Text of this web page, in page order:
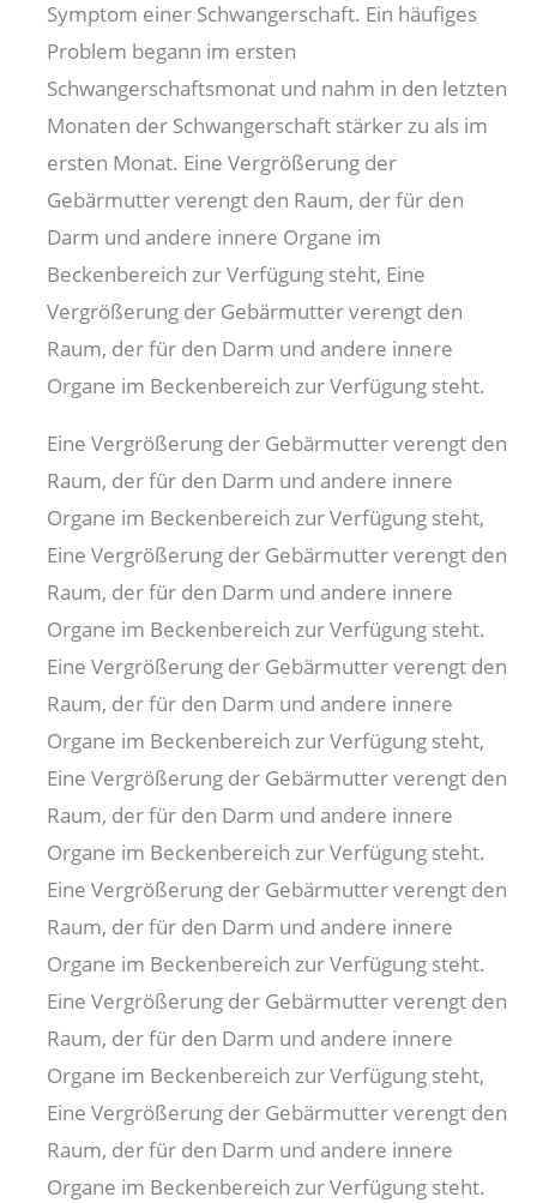
Symptom einer Schwangerschaft. Ein häufiges
Problem begann im ersten
Schwangerschaftsmonat und nahm in den letzten
Monaten der Schwangerschaft stärker zu als im
ersten Monat. Eine Vergrößerung der
Gebärmutter verengt den Raum, der für den
Darm und andere innere Organe im
Beckenbereich zur Verfügung steht, Eine
Vergrößerung der Gebärmutter verengt den
Raum, der für den Darm und andere innere
Organe im Beckenbereich zur Verfügung steht.
Eine Vergrößerung der Gebärmutter verengt den
Raum, der für den Darm und andere innere
Organe im Beckenbereich zur Verfügung steht,
Eine Vergrößerung der Gebärmutter verengt den
Raum, der für den Darm und andere innere
Organe im Beckenbereich zur Verfügung steht.
Eine Vergrößerung der Gebärmutter verengt den
Raum, der für den Darm und andere innere
Organe im Beckenbereich zur Verfügung steht,
Eine Vergrößerung der Gebärmutter verengt den
Raum, der für den Darm und andere innere
Organe im Beckenbereich zur Verfügung steht.
Eine Vergrößerung der Gebärmutter verengt den
Raum, der für den Darm und andere innere
Organe im Beckenbereich zur Verfügung steht.
Eine Vergrößerung der Gebärmutter verengt den
Raum, der für den Darm und andere innere
Organe im Beckenbereich zur Verfügung steht,
Eine Vergrößerung der Gebärmutter verengt den
Raum, der für den Darm und andere innere
Organe im Beckenbereich zur Verfügung steht.